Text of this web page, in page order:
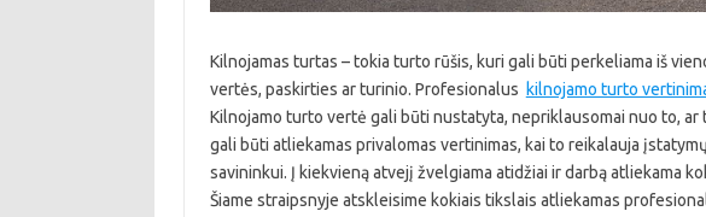
Kilnojamas turtas – tokia turto rūšis, kuri gali būti perkeliama iš
vertės, paskirties ar turinio. Profesionalus kilnojamo turto
Kilnojamo turto vertė gali būti nustatyta, nepriklausomai nuo to, ar
gali būti atliekamas privalomas vertinimas, kai to reikalauja
savininkui. Į kiekvieną atvejį žvelgiama atidžiai ir darbą atliekama
Šiame straipsnyje atskleisime kokiais tikslais atliekamas